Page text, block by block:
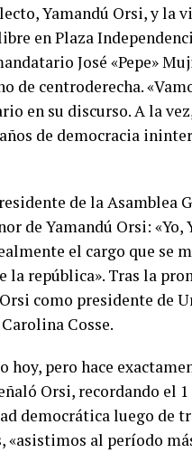
Yamandú Orsi, y la
en Plaza
José «Pepe»
de centroderecha.
en su discurso. A la
de democracia
de la Asamblea
de Yamandú Orsi:
el cargo que se
la república». Tras la
como presidente de
Cosse.
hoy, pero hace
Orsi, recordando el
democrática luego de
«asistimos al período